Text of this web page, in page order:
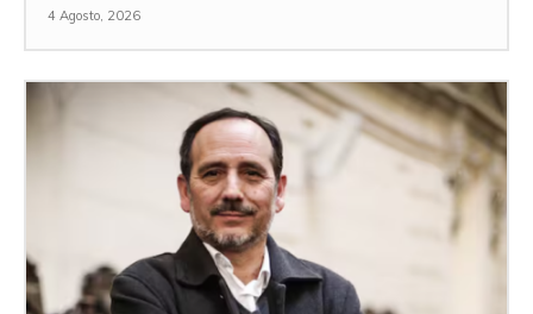
4 Agosto, 2026